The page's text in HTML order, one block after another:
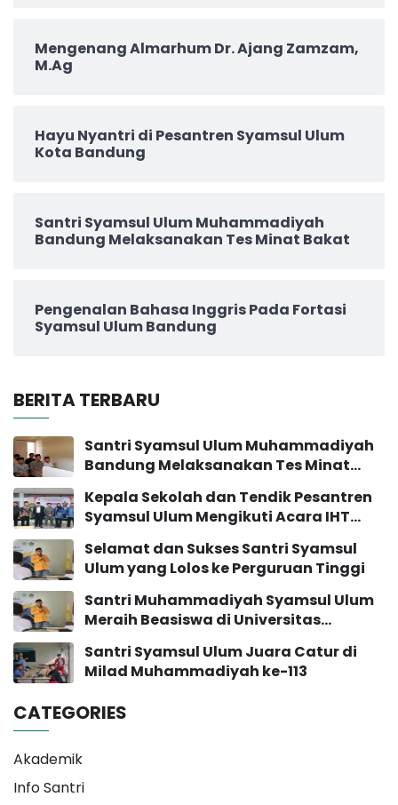
Mengenang Almarhum Dr. Ajang Zamzam,
M.Ag
Hayu Nyantri di Pesantren Syamsul Ulum
Kota Bandung
Santri Syamsul Ulum Muhammadiyah
Bandung Melaksanakan Tes Minat Bakat
Pengenalan Bahasa Inggris Pada Fortasi
Syamsul Ulum Bandung
BERITA TERBARU
Santri Syamsul Ulum Muhammadiyah
Bandung Melaksanakan Tes Minat
Kepala Sekolah dan Tendik Pesantren
Syamsul Ulum Mengikuti Acara IHT
Selamat dan Sukses Santri Syamsul
Ulum yang Lolos ke Perguruan Tinggi
Santri Muhammadiyah Syamsul Ulum
Meraih Beasiswa di Universitas
Santri Syamsul Ulum Juara Catur di
Milad Muhammadiyah ke-113
CATEGORIES
Akademik
Info Santri